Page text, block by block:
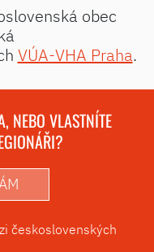
obec
VÚA-VHA Praha.
NEBO VLASTNÍTE
československých